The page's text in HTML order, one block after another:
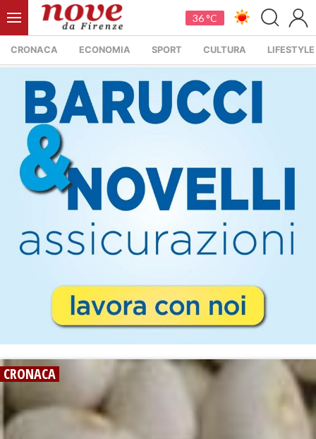
36 °C
CRONACA ECONOMIA SPORT CULTURA LIFESTYLE
CRONACA